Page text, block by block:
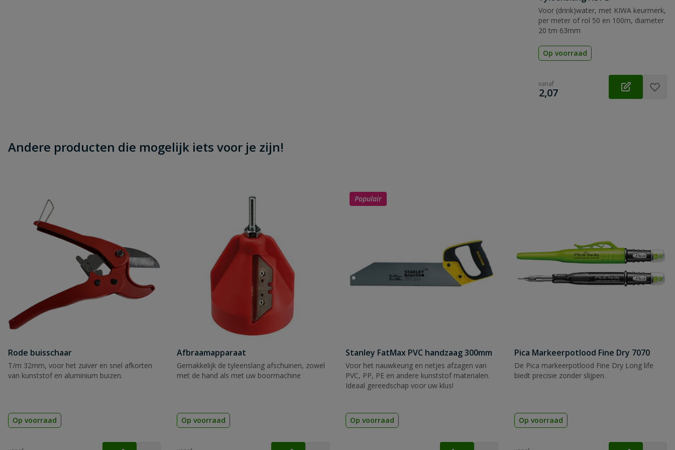
Voor (drink)water, met KIWA keurmerk,
per meter of rol 50 en 100m, diameter
20 tm 63mm
Op voorraad
vanaf
€
2,07
Andere producten die mogelijk iets voor je zijn!
Rode buisschaar
T/m 32mm, voor het zuiver en snel afkorten
van kunststof en aluminium buizen.
Op voorraad
Afbraamapparaat
Gemakkelijk de tyleenslang afschuinen, zowel
met de hand als met uw boormachine
Op voorraad
Populair
Stanley FatMax PVC handzaag 300mm
Voor het nauwkeurig en netjes afzagen van
PVC, PP, PE en andere kunststof materialen.
Ideaal gereedschap voor uw klus!
Op voorraad
Pica Markeerpotlood Fine Dry 7070
De Pica markeerpotlood Fine Dry Long life
biedt precisie zonder slijpen.
Op voorraad